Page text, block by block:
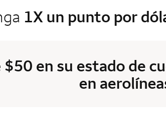
1X un punto por
en su estado de
en